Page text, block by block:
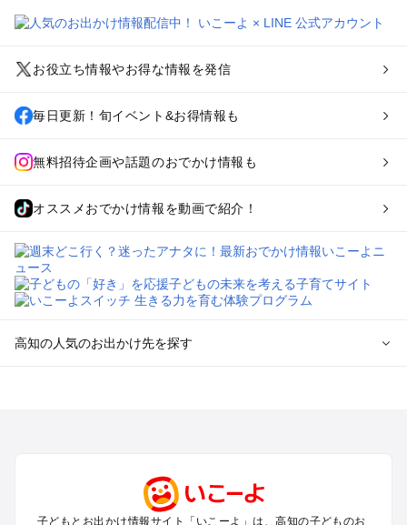
お役立ち情報やお得な情報を発信
毎日更新！旬イベント&お得情報も
無料招待企画や話題のおでかけ情報も
オススメおでかけ情報を動画で紹介！
高知の人気のお出かけ先を探す
高知の定番お出かけスポット
子どもとお出かけ情報サイト「いこーよ」は、高知の子どものお